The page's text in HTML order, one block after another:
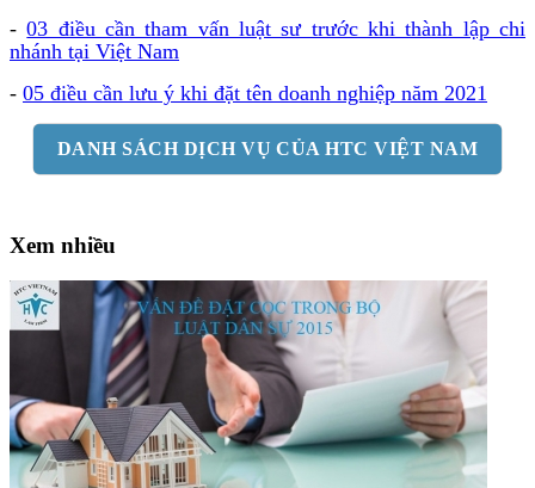
-03 điều cần tham vấn luật sư trước khi thành lập chi
nhánh tại Việt Nam
- 05 điều cần lưu ý khi đặt tên doanh nghiệp năm 2021
DANH SÁCH DỊCH VỤ CỦA HTC VIỆT NAM
Xem nhiều